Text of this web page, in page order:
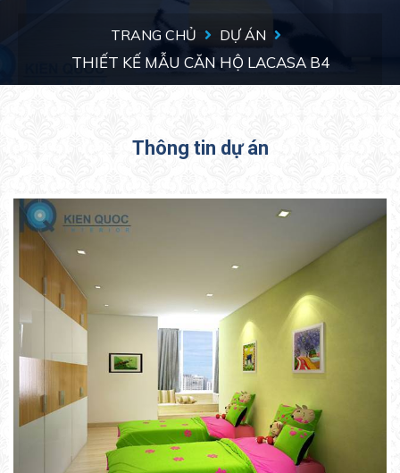
TRANG CHỦ DỰ ÁN
THIẾT KẾ MẪU CĂN HỘ LACASA B4
Thông tin dự án